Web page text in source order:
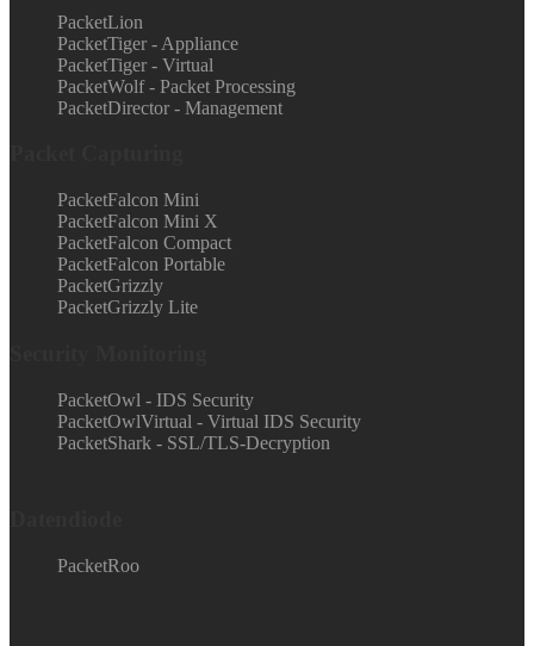
PacketLion
PacketTiger - Appliance
PacketTiger - Virtual
PacketWolf - Packet Processing
PacketDirector - Management
PacketFalcon Mini
PacketFalcon Mini X
PacketFalcon Compact
PacketFalcon Portable
PacketGrizzly
PacketGrizzly Lite
PacketOwl - IDS Security
PacketOwlVirtual - Virtual IDS Security
PacketShark - SSL/TLS-Decryption
PacketRoo